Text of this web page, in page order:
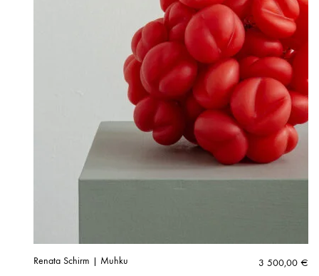
Renata Schirm | Muhku 3 500,00 €